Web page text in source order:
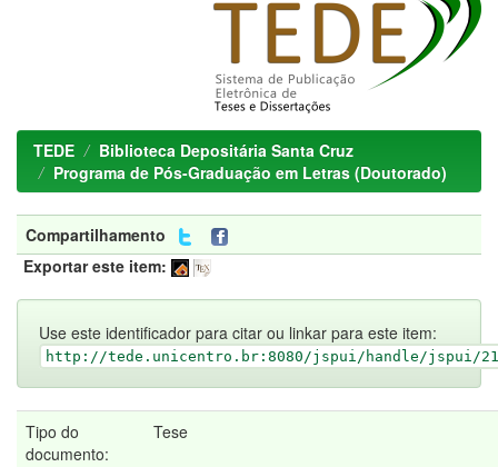
TEDE
Biblioteca Depositária Santa Cruz
Programa de Pós-Graduação em Letras (Doutorado)
Compartilhamento
Exportar este item:
Use este identificador para citar ou linkar para este item:
http://tede.unicentro.br:8080/jspui/handle/jspui/
Tipo do
documento:
Tese